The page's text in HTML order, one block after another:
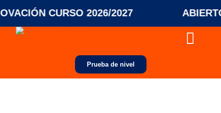
CURSO 2026/2027 ABIERTO
Prueba de nivel